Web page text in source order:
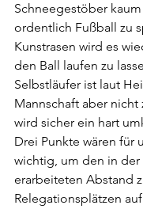
Schneegestöber
ordentlich Fußball zu
Kunstrasen wird es
den Ball laufen zu
Selbstläufer ist laut
Mannschaft aber nicht
wird sicher ein hart
Drei Punkte wären für
wichtig, um den in der
erarbeiteten Abstand
Relegationsplätzen